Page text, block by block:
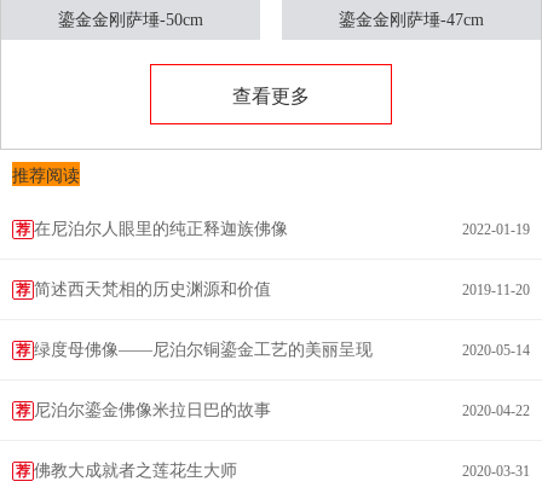
鎏金金刚萨埵-50cm 鎏金金刚萨埵-47cm
查看更多
推荐阅读
荐 在尼泊尔人眼里的纯正释迦族佛像 2022-01-19
荐 简述西天梵相的历史渊源和价值 2019-11-20
荐 绿度母佛像——尼泊尔铜鎏金工艺的美丽呈现 2020-05-14
荐 尼泊尔鎏金佛像米拉日巴的故事 2020-04-22
荐 佛教大成就者之莲花生大师 2020-03-31